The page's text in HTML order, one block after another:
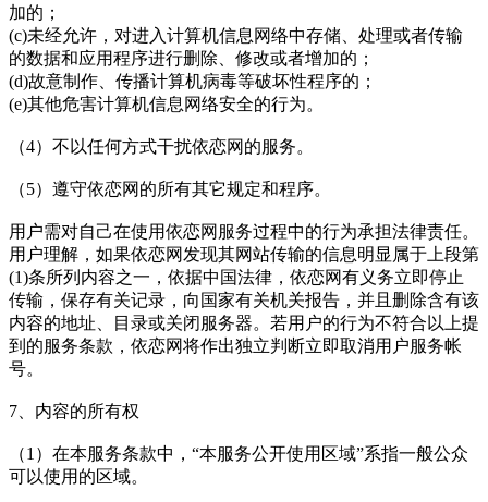
加的；
(c)未经允许，对进入计算机信息网络中存储、处理或者传输
的数据和应用程序进行删除、修改或者增加的；
(d)故意制作、传播计算机病毒等破坏性程序的；
(e)其他危害计算机信息网络安全的行为。
（4）不以任何方式干扰依恋网的服务。
（5）遵守依恋网的所有其它规定和程序。
用户需对自己在使用依恋网服务过程中的行为承担法律责任。
用户理解，如果依恋网发现其网站传输的信息明显属于上段第
(1)条所列内容之一，依据中国法律，依恋网有义务立即停止
传输，保存有关记录，向国家有关机关报告，并且删除含有该
内容的地址、目录或关闭服务器。若用户的行为不符合以上提
到的服务条款，依恋网将作出独立判断立即取消用户服务帐
号。
7、内容的所有权
（1）在本服务条款中，“本服务公开使用区域”系指一般公众
可以使用的区域。